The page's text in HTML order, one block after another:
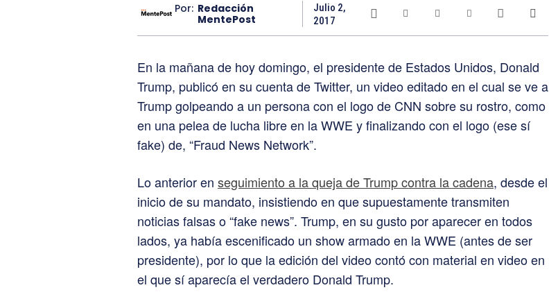
Por: Redacción
MentePost
Julio 2,
2017
En la mañana de hoy domingo, el presidente de Estados Unidos, Donald
Trump, publicó en su cuenta de Twitter, un video editado en el cual se ve a
Trump golpeando a un persona con el logo de CNN sobre su rostro, como
en una pelea de lucha libre en la WWE y finalizando con el logo (ese sí
fake) de, “Fraud News Network”.
Lo anterior en seguimiento a la queja de Trump contra la cadena, desde el
inicio de su mandato, insistiendo en que supuestamente transmiten
noticias falsas o “fake news”. Trump, en su gusto por aparecer en todos
lados, ya había escenificado un show armado en la WWE (antes de ser
presidente), por lo que la edición del video contó con material en video en
el que sí aparecía el verdadero Donald Trump.